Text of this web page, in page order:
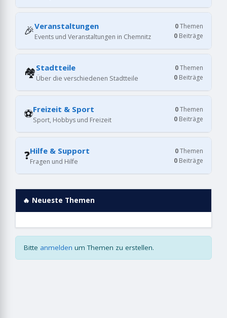
🎉Veranstaltungen
Events und Veranstaltungen in Chemnitz
0Themen
0 Beiträge
🏘️Stadtteile
Über die verschiedenen Stadtteile
0Themen
0 Beiträge
⚽Freizeit & Sport
Sport, Hobbys und Freizeit
0Themen
0 Beiträge
❓Hilfe & Support
Fragen und Hilfe
0Themen
0 Beiträge
🔥 Neueste Themen
Bitte anmelden um Themen zu erstellen.